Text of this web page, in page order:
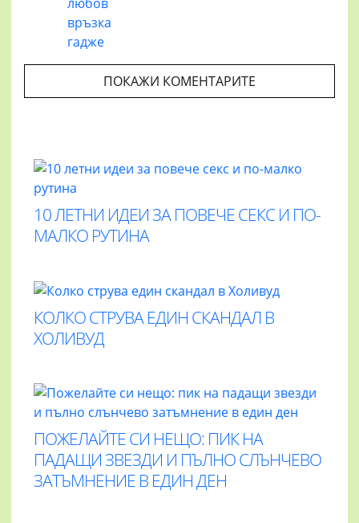
връзка
гадже
ПОКАЖИ КОМЕНТАРИТЕ
10 ЛЕТНИ ИДЕИ ЗА ПОВЕЧЕ СЕКС И ПО-
МАЛКО РУТИНА
КОЛКО СТРУВА ЕДИН СКАНДАЛ В
ХОЛИВУД
ПОЖЕЛАЙТЕ СИ НЕЩО: ПИК НА
ПАДАЩИ ЗВЕЗДИ И ПЪЛНО СЛЪНЧЕВО
ЗАТЪМНЕНИЕ В ЕДИН ДЕН